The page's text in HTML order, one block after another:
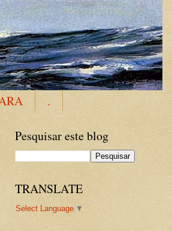
.
Pesquisar este blog
TRANSLATE
Select Language ▼